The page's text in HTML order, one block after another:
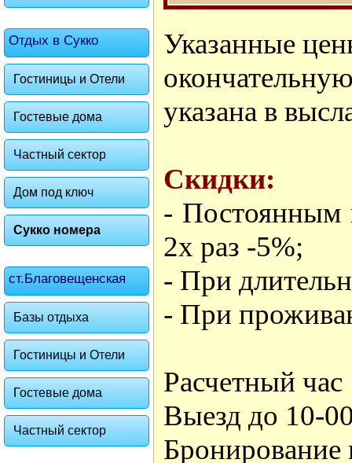
Отдых в Сукко
Гостиницы и Отели
Гостевые дома
Частный сектор
Дом под ключ
Сукко номера
ст.Благовещенская
Базы отдыха
Гостиницы и Отели
Гостевые дома
Частный сектор
Указанные
указана в
Скидки:
- Постоянным
2х раз -5%;
- При
- При
Расчетный
Выезд до 10-
Бронирование